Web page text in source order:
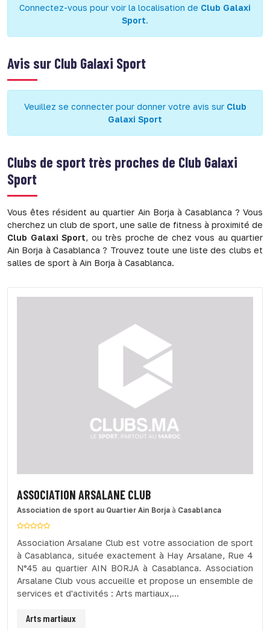
Connectez-vous pour voir la localisation de Club Galaxi
Sport.
Avis sur Club Galaxi Sport
Veuillez se connecter pour donner votre avis sur Club
Galaxi Sport
Clubs de sport très proches de Club Galaxi
Sport
Vous êtes résident au quartier Ain Borja à Casablanca ? Vous
cherchez un club de sport, une salle de fitness à proximité de
Club Galaxi Sport, ou très proche de chez vous au quartier
Ain Borja à Casablanca ? Trouvez toute une liste des clubs et
salles de sport à Ain Borja à Casablanca.
ASSOCIATION ARSALANE CLUB
Association de sport au Quartier Ain Borja à Casablanca
Association Arsalane Club est votre association de sport
à Casablanca, située exactement à Hay Arsalane, Rue 4
N°45 au quartier AIN BORJA à Casablanca. Association
Arsalane Club vous accueille et propose un ensemble de
services et d'activités : Arts martiaux,...
Arts martiaux